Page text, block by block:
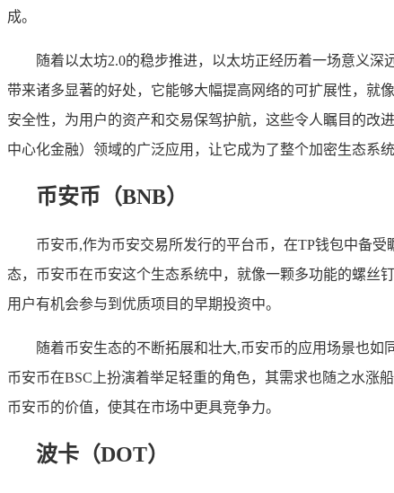
成。
随着以太坊2.0的稳步推进，以太坊正经历着一场意义
带来诸多显著的好处，它能够大幅提高网络的可扩展性，就
安全性，为用户的资产和交易保驾护航，这些令人瞩目的改
中心化金融）领域的广泛应用，让它成为了整个加密生态系
币安币（BNB）
币安币,作为币安交易所发行的平台币，在TP钱包中备
态，币安币在币安这个生态系统中，就像一颗多功能的螺丝
用户有机会参与到优质项目的早期投资中。
随着币安生态的不断拓展和壮大,币安币的应用场景也如
币安币在BSC上扮演着举足轻重的角色，其需求也随之水涨
币安币的价值，使其在市场中更具竞争力。
波卡（DOT）